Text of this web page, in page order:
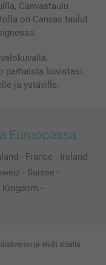
Canvastaulu
on Canvas taulut
parhaista kuvistasi.
ja ystäville.
Euroopassa
- France - Ireland
- Suisse -
Kingdom -
ja eivät sisällä